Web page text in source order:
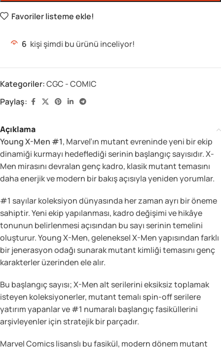
Favoriler listeme ekle!
6 kişi şimdi bu ürünü inceliyor!
Kategoriler:CGC - COMIC
Paylaş:
Açıklama
Young X-Men #1, Marvel’ın mutant evreninde yeni bir ekip
dinamiği kurmayı hedeflediği serinin başlangıç sayısıdır. X-
Men mirasını devralan genç kadro, klasik mutant temasını
daha enerjik ve modern bir bakış açısıyla yeniden yorumlar.
#1 sayılar koleksiyon dünyasında her zaman ayrı bir öneme
sahiptir. Yeni ekip yapılanması, kadro değişimi ve hikâye
tonunun belirlenmesi açısından bu sayı serinin temelini
oluşturur. Young X-Men, geleneksel X-Men yapısından farklı
bir jenerasyon odağı sunarak mutant kimliği temasını genç
karakterler üzerinden ele alır.
Bu başlangıç sayısı; X-Men alt serilerini eksiksiz toplamak
isteyen koleksiyonerler, mutant temalı spin-off serilere
yatırım yapanlar ve #1 numaralı başlangıç fasiküllerini
arşivleyenler için stratejik bir parçadır.
Marvel Comics lisanslı bu fasikül, modern dönem mutant